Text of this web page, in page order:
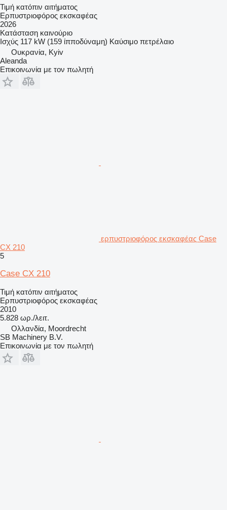
Τιμή κατόπιν αιτήματος
Ερπυστριοφόρος εκσκαφέας
2026
Κατάσταση καινούριο
Ισχύς 117 kW (159 ίπποδύναμη) Καύσιμο πετρέλαιο
Ουκρανία, Kyiv
Aleanda
Επικοινωνία με τον πωλητή
ερπυστριοφόρος εκσκαφέας Case
CX 210
5
Case CX 210
Τιμή κατόπιν αιτήματος
Ερπυστριοφόρος εκσκαφέας
2010
5.828 ωρ./λειτ.
Ολλανδία, Moordrecht
SB Machinery B.V.
Επικοινωνία με τον πωλητή